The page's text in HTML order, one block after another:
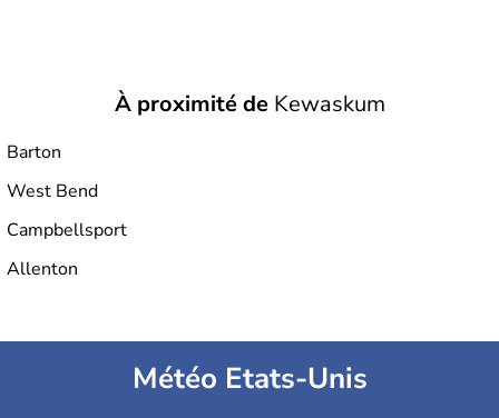
À proximité deKewaskum
Barton
West Bend
Campbellsport
Allenton
Météo Etats-Unis